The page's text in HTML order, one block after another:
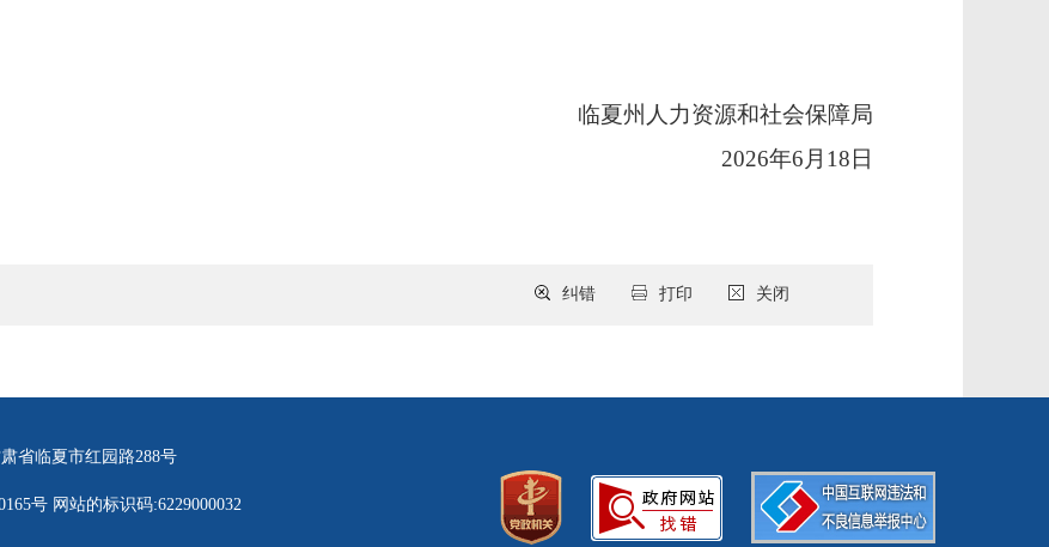
临夏州人力资源和社会保障局
2026年6月18日
关闭
打印
纠错
省临夏市红园路288号
号 网站的标识码:6229000032